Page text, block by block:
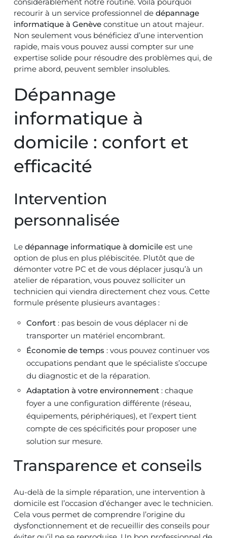
recourir à un service professionnel de dépannage
informatique à Genève constitue un atout majeur.
Non seulement vous bénéficiez d’une intervention
rapide, mais vous pouvez aussi compter sur une
expertise solide pour résoudre des problèmes qui, de
prime abord, peuvent sembler insolubles.
Dépannage
informatique à
domicile : confort et
efficacité
Intervention
personnalisée
Le dépannage informatique à domicile est une
option de plus en plus plébiscitée. Plutôt que de
démonter votre PC et de vous déplacer jusqu’à un
atelier de réparation, vous pouvez solliciter un
technicien qui viendra directement chez vous. Cette
formule présente plusieurs avantages :
Confort : pas besoin de vous déplacer ni de
transporter un matériel encombrant.
Économie de temps : vous pouvez continuer vos
occupations pendant que le spécialiste s’occupe
du diagnostic et de la réparation.
Adaptation à votre environnement : chaque
foyer a une configuration différente (réseau,
équipements, périphériques), et l’expert tient
compte de ces spécificités pour proposer une
solution sur mesure.
Transparence et conseils
Au-delà de la simple réparation, une intervention à
domicile est l’occasion d’échanger avec le technicien.
Cela vous permet de comprendre l’origine du
dysfonctionnement et de recueillir des conseils pour